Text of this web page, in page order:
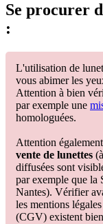
Se procurer
:
L'utilisation de
vous abimer les
Attention à bien
par exemple une
homologuées.
Attention
vente de lunettes
diffusées sont
par exemple que la
Nantes). Vérifier
les mentions
(CGV) existent